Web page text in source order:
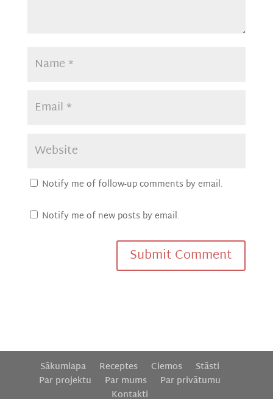
Notify me of follow-up comments by email.
Notify me of new posts by email.
Sākumlapa Receptes Ciemos
Stāsti
Par projektu
Par mums
Par privātumu
Kontakti